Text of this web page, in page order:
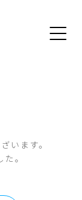
います。
。